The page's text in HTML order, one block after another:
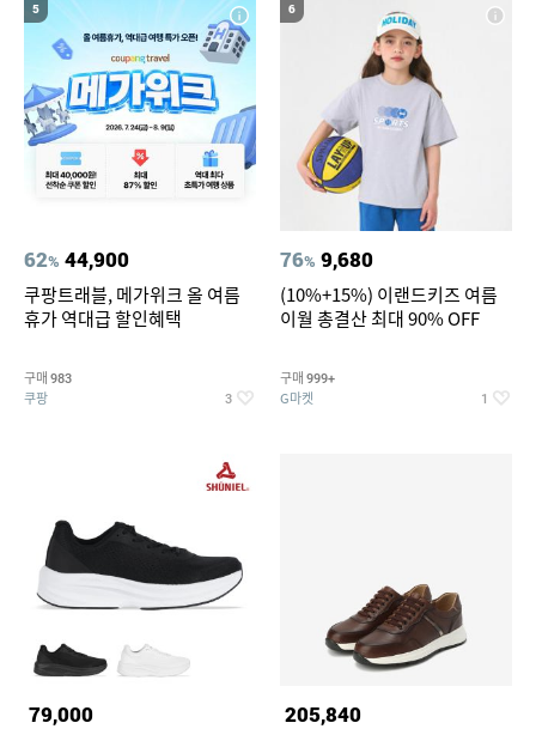
5
62% 44,900
쿠팡트래블, 메가위크 올 여름
휴가 역대급 할인혜택
구매 983
쿠팡 3
6
76% 9,680
(10%+15%) 이랜드키즈 여름
이월 총결산 최대 90% OFF
구매 999+
G마켓 1
79,000 205,840